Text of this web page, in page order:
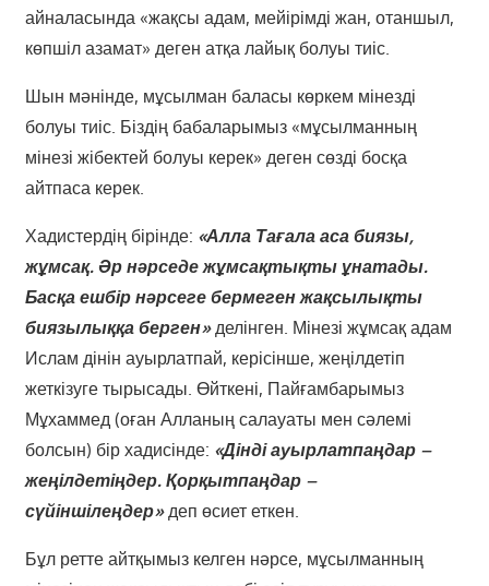
айналасында «жақсы адам, мейірімді жан, отаншыл,
көпшіл азамат» деген атқа лайық болуы тиіс.
Шын мәнінде, мұсылман баласы көркем мінезді
болуы тиіс. Біздің бабаларымыз «мұсылманның
мінезі жібектей болуы керек» деген сөзді босқа
айтпаса керек.
Хадистердің бірінде: «Алла Тағала аса биязы,
жұмсақ. Әр нәрседе жұмсақтықты ұнатады.
Басқа ешбір нәрсеге бермеген жақсылықты
биязылыққа берген»делінген. Мінезі жұмсақ адам
Ислам дінін ауырлатпай, керісінше, жеңілдетіп
жеткізуге тырысады. Өйткені, Пайғамбарымыз
Мұхаммед (оған Алланың салауаты мен сәлемі
болсын) бір хадисінде: «Дінді ауырлатпаңдар –
жеңілдетіңдер. Қорқытпаңдар –
сүйіншілеңдер»деп өсиет еткен.
Бұл ретте айтқымыз келген нәрсе, мұсылманның